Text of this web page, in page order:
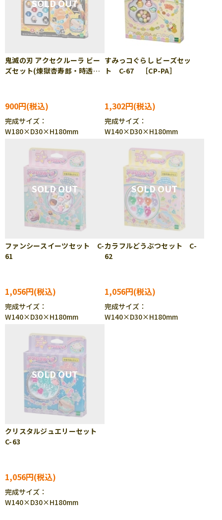
鬼滅の刃 アクセクルーラ ビー
ズセット(煉獄杏寿郎・時透無
900円
完成サイズ：
W180×D30×H180mm
すみっコぐらし ビーズセッ
ト C-67 ［CP-PA］
1,302円
完成サイズ：
W140×D30×H180mm
ファンシースイーツセット C-
61
1,056円
完成サイズ：
W140×D30×H180mm
カラフルどうぶつセット C-
62
1,056円
完成サイズ：
W140×D30×H180mm
クリスタルジュエリーセット
C-63
1,056円
完成サイズ：
W140×D30×H180mm